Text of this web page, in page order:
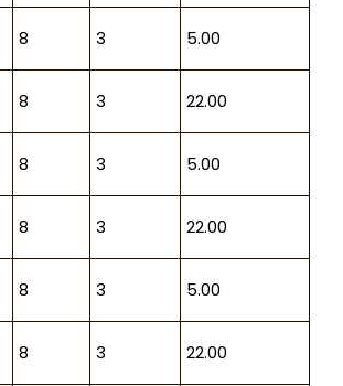
8 3 5.00
8 3 22.00
8 3 5.00
8 3 22.00
8 3 5.00
8 3 22.00